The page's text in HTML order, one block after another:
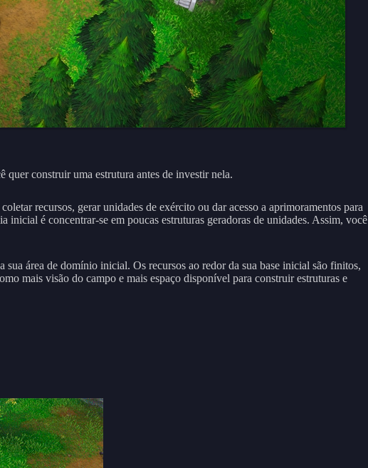
quer construir uma estrutura antes de investir nela.
recursos, gerar unidades de exército ou dar acesso a aprimoramentos para
é concentrar-se em poucas estruturas geradoras de unidades. Assim, você
área de domínio inicial. Os recursos ao redor da sua base inicial são finitos,
mais visão do campo e mais espaço disponível para construir estruturas e